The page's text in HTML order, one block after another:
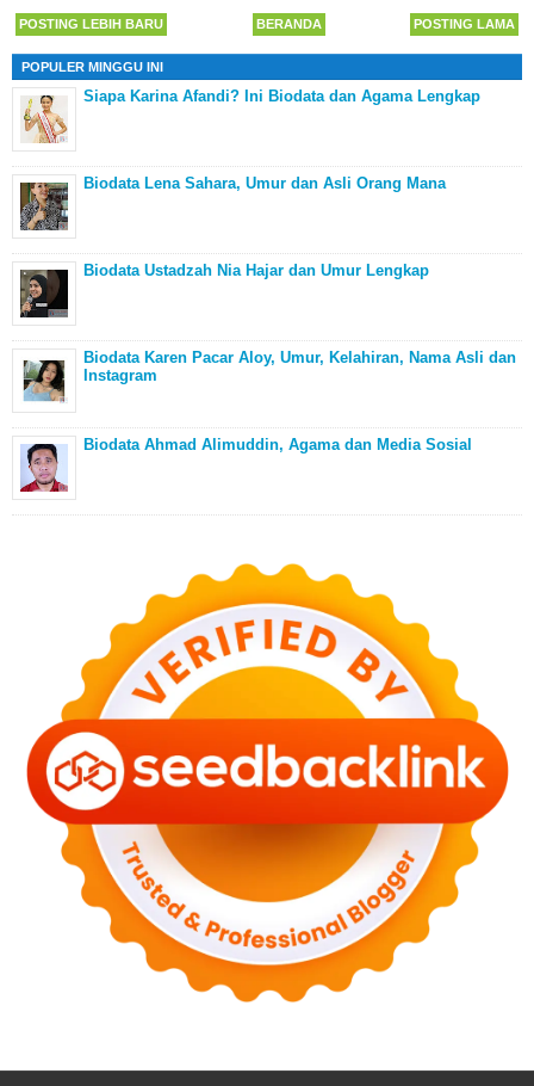
POSTING LEBIH BARU POSTING LAMA
BERANDA
POPULER MINGGU INI
Siapa Karina Afandi? Ini Biodata dan Agama Lengkap
Biodata Lena Sahara, Umur dan Asli Orang Mana
Biodata Ustadzah Nia Hajar dan Umur Lengkap
Biodata Karen Pacar Aloy, Umur, Kelahiran, Nama Asli dan
Instagram
Biodata Ahmad Alimuddin, Agama dan Media Sosial